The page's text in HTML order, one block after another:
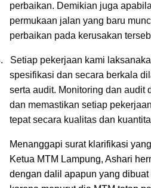
perbaikan. Demikian juga
permukaan jalan yang baru
perbaikan pada kerusakan
Setiap pekerjaan kami
spesifikasi dan secara berkala
serta audit. Monitoring dan audit
dan memastikan setiap
tepat secara kualitas dan
Menanggapi surat klarifikasi
Ketua MTM Lampung, Ashari
dengan dalil apapun yang